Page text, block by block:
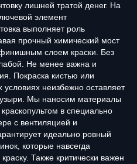
лишней тратой денег. На
элемент
выполняет роль
прочный химический мост
слоем краски. Без
Не менее важна и
Покраска кистью или
неизбежно оставляет
Мы наносим материалы
в специально
с вентиляцией и
идеально ровный
которые навсегда
Также критически важен